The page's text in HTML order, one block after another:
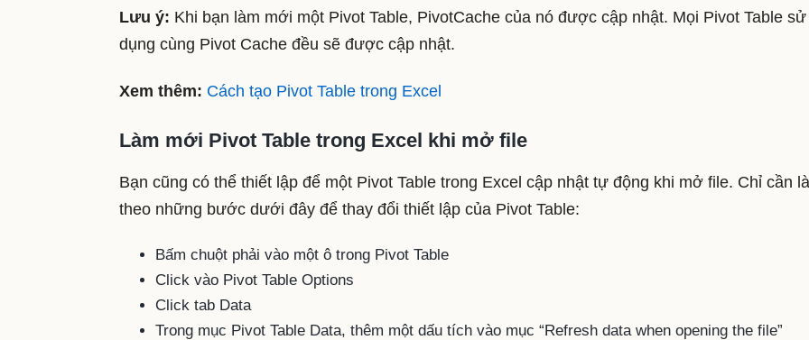
Lưu ý: Khi bạn làm mới một Pivot Table, PivotCache của nó được cập nhật. Mọi Pivot Table sử
dụng cùng Pivot Cache đều sẽ được cập nhật.
Xem thêm: Cách tạo Pivot Table trong Excel
Làm mới Pivot Table trong Excel khi mở file
Bạn cũng có thể thiết lập để một Pivot Table trong Excel cập nhật tự động khi mở file. Chỉ cần
theo những bước dưới đây để thay đổi thiết lập của Pivot Table:
Bấm chuột phải vào một ô trong Pivot Table
Click vào Pivot Table Options
Click tab Data
Trong mục Pivot Table Data, thêm một dấu tích vào mục “Refresh data when opening the file”